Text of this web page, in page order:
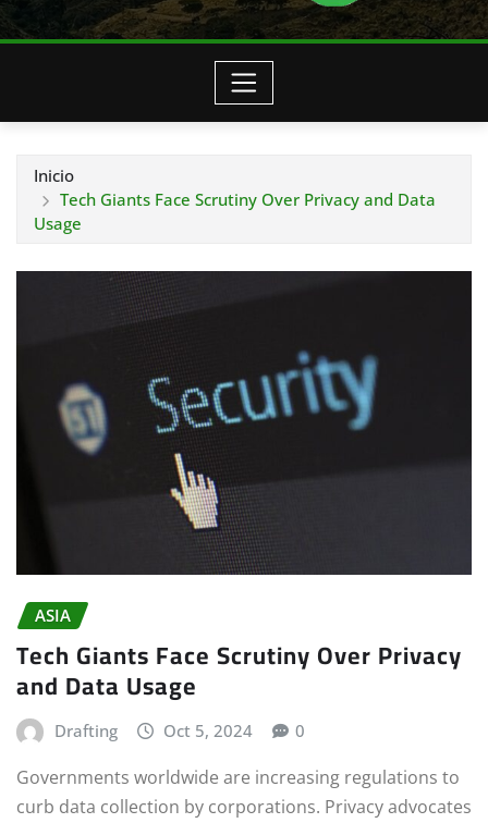
Inicio
Tech Giants Face Scrutiny Over Privacy and Data
Usage
ASIA
Tech Giants Face Scrutiny Over Privacy
and Data Usage
Drafting Oct 5, 2024 0
Governments worldwide are increasing regulations to
curb data collection by corporations. Privacy advocates